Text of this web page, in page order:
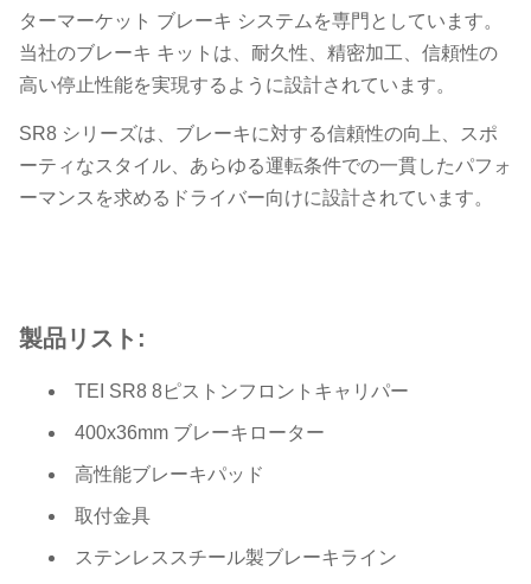
ターマーケット ブレーキ システムを専門としています。
当社のブレーキ キットは、耐久性、精密加工、信頼性の
高い停止性能を実現するように設計されています。
SR8 シリーズは、ブレーキに対する信頼性の向上、スポ
ーティなスタイル、あらゆる運転条件での一貫したパフォ
ーマンスを求めるドライバー向けに設計されています。
製品リスト:
TEI SR8 8ピストンフロントキャリパー
400x36mm ブレーキローター
高性能ブレーキパッド
取付金具
ステンレススチール製ブレーキライン